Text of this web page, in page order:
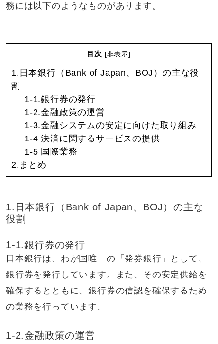
務には以下のようなものがあります。
目次 [非表示]
1.日本銀行（Bank of Japan、BOJ）の主な役
割
1-1.銀行券の発行
1-2.金融政策の運営
1-3.金融システムの安定に向けた取り組み
1-4 決済に関するサービスの提供
1-5 国際業務
2.まとめ
1.日本銀行（Bank of Japan、BOJ）の主な
役割
1-1.銀行券の発行
日本銀行は、わが国唯一の「発券銀行」として、
銀行券を発行しています。また、その安定供給を
確保するとともに、銀行券の信認を確保するため
の業務を行っています。
1-2.金融政策の運営